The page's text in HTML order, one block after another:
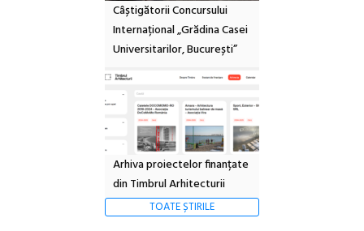
Câștigătorii Concursului
Internațional „Grădina Casei
Universitarilor, București”
Arhiva proiectelor finanțate
din Timbrul Arhitecturii
TOATE ȘTIRILE